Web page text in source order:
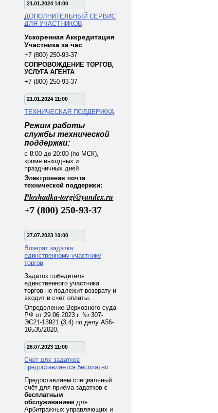
21.01.2024 14:00
ДОПОЛНИТЕЛЬНЫЙ СЕРВИС
ДЛЯ УЧАСТНИКОВ
Ускоренная Аккредитация
Участника за час
+7 (800) 250-93-37
СОПРОВОЖДЕНИЕ ТОРГОВ,
УСЛУГА АГЕНТА
+7 (800) 250-93-37
21.01.2024 11:00
ТЕХНИЧЕСКАЯ ПОДДЕРЖКА
Режим работы
службы технической
поддержки:
с 8:00 до 20:00 (по МСК),
кроме выходных и
праздничных дней
Электронная почта
технической поддержки:
Ploshadka-torgi@yandex.ru
+7 (800) 250-93-37
27.07.2023 10:00
Возврат задатка
единственному участнику
торгов
Задаток победителя
единственного участника
торгов не подлежит возврату и
входит в счёт оплаты.
Определение Верховного суда
РФ от 29.06.2023 г. № 307-
ЭС21-13921 (3,4) по делу А56-
16535/2020.
26.07.2023 11:00
Счет для задатков
предоставляется бесплатно
Предоставляем специальный
счёт для приёма задатков с
бесплатным
обслуживанием для
Арбитражных управляющих и